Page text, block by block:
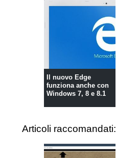
Il nuovo Edge
funziona anche con
Windows 7, 8 e 8.1
Articoli raccomandati: